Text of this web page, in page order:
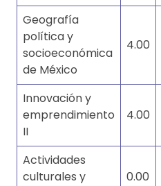
Geografía
política y
socioeconómica
de México
4.00
Innovación y
emprendimiento
II
4.00
Actividades
culturales y
0.00